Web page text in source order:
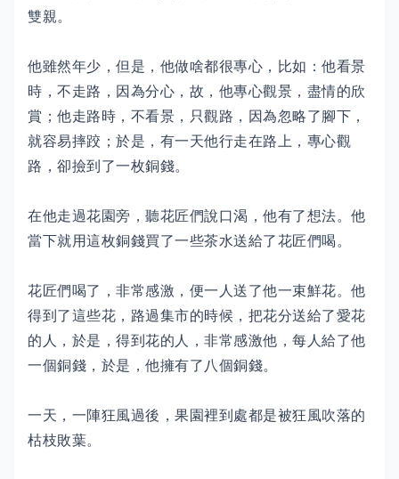
雙親。
他雖然年少，但是，他做啥都很專心，比如：他看景
時，不走路，因為分心，故，他專心觀景，盡情的欣
賞；他走路時，不看景，只觀路，因為忽略了腳下，
就容易摔跤；於是，有一天他行走在路上，專心觀
路，卻撿到了一枚銅錢。
在他走過花園旁，聽花匠們說口渴，他有了想法。他
當下就用這枚銅錢買了一些茶水送給了花匠們喝。
花匠們喝了，非常感激，便一人送了他一束鮮花。他
得到了這些花，路過集市的時候，把花分送給了愛花
的人，於是，得到花的人，非常感激他，每人給了他
一個銅錢，於是，他擁有了八個銅錢。
一天，一陣狂風過後，果園裡到處都是被狂風吹落的
枯枝敗葉。